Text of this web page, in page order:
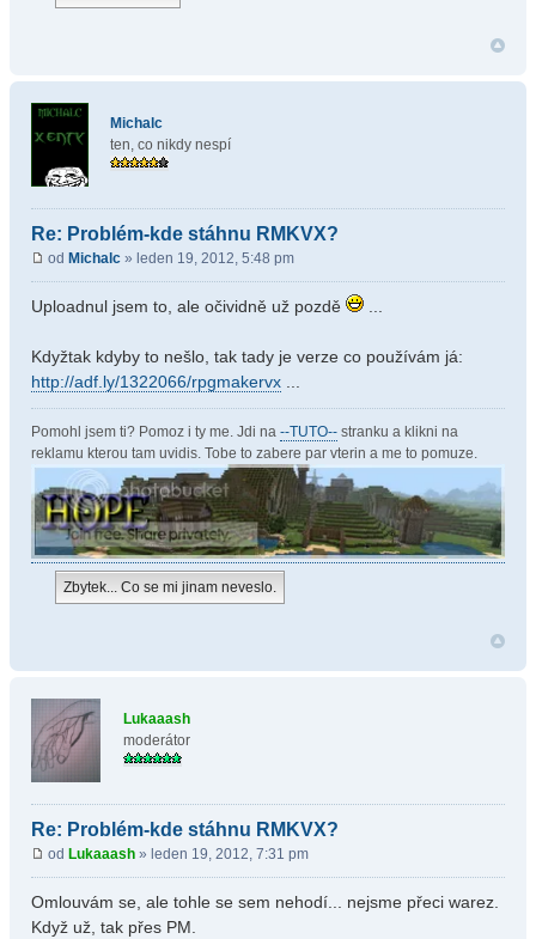
Michalc
ten, co nikdy nespí
Re: Problém-kde stáhnu RMKVX?
od Michalc » leden 19, 2012, 5:48 pm
Uploadnul jsem to, ale očividně už pozdě
Kdyžtak kdyby to nešlo, tak tady je verze co používám já:
http://adf.ly/1322066/rpgmakervx
Pomohl jsem ti? Pomoz i ty me. Jdi na --TUTO-- stranku a klikni na
reklamu kterou tam uvidis. Tobe to zabere par vterin a me to pomuze.
Lukaaash
moderátor
Re: Problém-kde stáhnu RMKVX?
od Lukaaash » leden 19, 2012, 7:31 pm
Omlouvám se, ale tohle se sem nehodí... nejsme přeci warez.
Když už, tak přes PM.